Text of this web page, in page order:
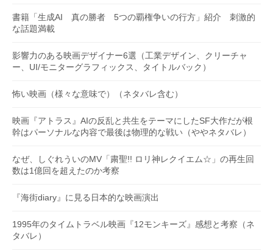
書籍「生成AI 真の勝者 5つの覇権争いの行方」紹介 刺激的
な話題満載
影響力のある映画デザイナー6選（工業デザイン、クリーチャ
ー、UI/モニターグラフィックス、タイトルバック）
怖い映画（様々な意味で）（ネタバレ含む）
映画『アトラス』AIの反乱と共生をテーマにしたSF大作だが根
幹はパーソナルな内容で最後は物理的な戦い（ややネタバレ）
なぜ、しぐれういのMV「粛聖!! ロリ神レクイエム☆」の再生回
数は1億回を超えたのか考察
『海街diary』に見る日本的な映画演出
1995年のタイムトラベル映画『12モンキーズ』感想と考察（ネ
タバレ）